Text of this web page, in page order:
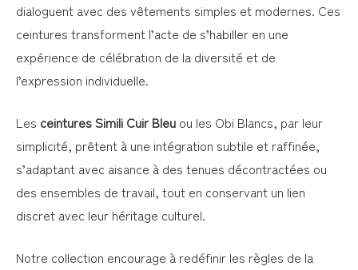
dialoguent avec des vêtements simples et modernes. Ces
ceintures transforment l’acte de s’habiller en une
expérience de célébration de la diversité et de
l’expression individuelle.
Les ceintures Simili Cuir Bleu ou les Obi Blancs, par leur
simplicité, prêtent à une intégration subtile et raffinée,
s’adaptant avec aisance à des tenues décontractées ou
des ensembles de travail, tout en conservant un lien
discret avec leur héritage culturel.
Notre collection encourage à redéfinir les règles de la